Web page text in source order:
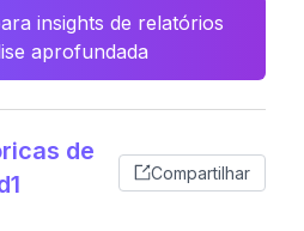
insights de relatórios
aprofundada
de
Compartilhar